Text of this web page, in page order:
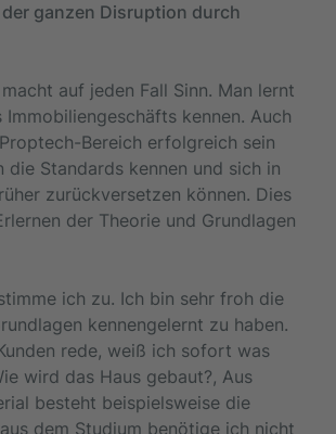
ganzen Disruption durch
macht auf jeden Fall Sinn. Man lernt
Immobiliengeschäfts kennen. Auch
Bereich erfolgreich sein
die Standards kennen und sich in
zurückversetzen können. Dies
der Theorie und Grundlagen
ich zu. Ich bin sehr froh die
kennengelernt zu haben.
rede, weiß ich sofort was
wird das Haus gebaut?, Aus
besteht beispielsweise die
dem Studium benötige ich nicht